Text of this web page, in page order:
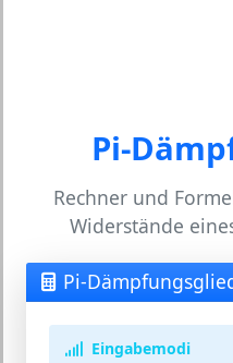
Pi-
Rechner und
Widerstände
Pi-
Eingabemodi